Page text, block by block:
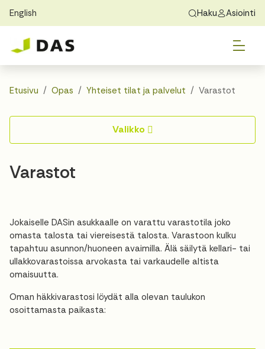
Skip to main content Skip to main navigation
English
Exchange Students
Tietoa DASista
Haku Asiointi
Löydä koti
Asuminen
Etusivu Opas Yhteiset tilat ja palvelut Varastot
Valikko
Varastot
Jokaiselle DASin asukkaalle on varattu varastotila joko
omasta talosta tai viereisestä talosta. Varastoon kulku
tapahtuu asunnon/huoneen avaimilla. Älä säilytä kellari- tai
ullakkovarastoissa arvokasta tai varkaudelle altista
omaisuutta.
Oman häkkivarastosi löydät alla olevan taulukon
osoittamasta paikasta: